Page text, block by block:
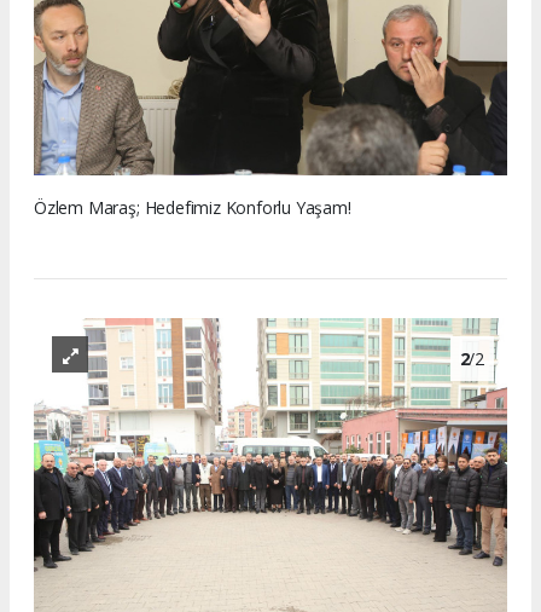
Özlem Maraş; Hedefimiz Konforlu Yaşam!
2/2